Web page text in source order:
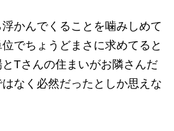
かんでくることを噛みしめて
でちょうどまさに求めてると
Tさんの住まいがお隣さんだ
なく必然だったとしか思えな